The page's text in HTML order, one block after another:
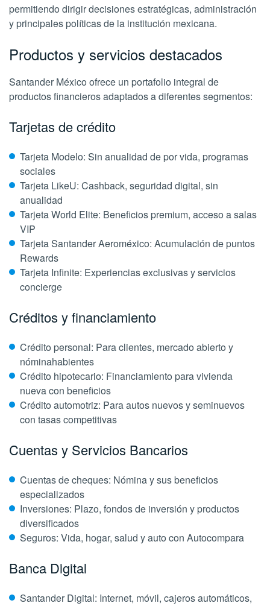
permitiendo dirigir decisiones estratégicas, administración
y principales políticas de la institución mexicana.
Productos y servicios destacados
Santander México ofrece un portafolio integral de
productos financieros adaptados a diferentes segmentos:
Tarjetas de crédito
Tarjeta Modelo: Sin anualidad de por vida, programas
sociales
Tarjeta LikeU: Cashback, seguridad digital, sin
anualidad
Tarjeta World Elite: Beneficios premium, acceso a salas
VIP
Tarjeta Santander Aeroméxico: Acumulación de puntos
Rewards
Tarjeta Infinite: Experiencias exclusivas y servicios
concierge
Créditos y financiamiento
Crédito personal: Para clientes, mercado abierto y
nóminahabientes
Crédito hipotecario: Financiamiento para vivienda
nueva con beneficios
Crédito automotriz: Para autos nuevos y seminuevos
con tasas competitivas
Cuentas y Servicios Bancarios
Cuentas de cheques: Nómina y sus beneficios
especializados
Inversiones: Plazo, fondos de inversión y productos
diversificados
Seguros: Vida, hogar, salud y auto con Autocompara
Banca Digital
Santander Digital: Internet, móvil, cajeros automáticos,